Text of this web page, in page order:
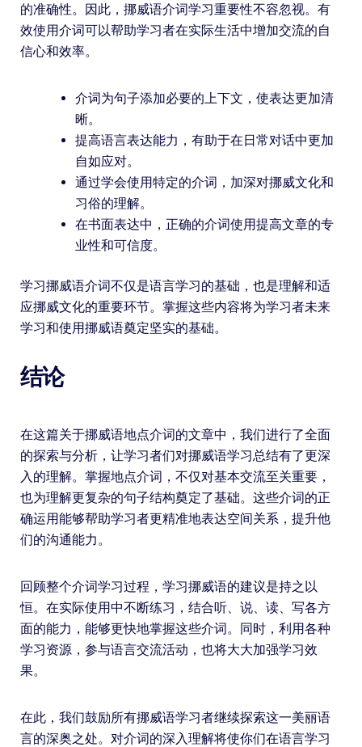
的准确性。因此，挪威语介词学习重要性不容忽视。有
效使用介词可以帮助学习者在实际生活中增加交流的自
信心和效率。
介词为句子添加必要的上下文，使表达更加清
晰。
提高语言表达能力，有助于在日常对话中更加
自如应对。
通过学会使用特定的介词，加深对挪威文化和
习俗的理解。
在书面表达中，正确的介词使用提高文章的专
业性和可信度。
学习挪威语介词不仅是语言学习的基础，也是理解和适
应挪威文化的重要环节。掌握这些内容将为学习者未来
学习和使用挪威语奠定坚实的基础。
结论
在这篇关于挪威语地点介词的文章中，我们进行了全面
的探索与分析，让学习者们对挪威语学习总结有了更深
入的理解。掌握地点介词，不仅对基本交流至关重要，
也为理解更复杂的句子结构奠定了基础。这些介词的正
确运用能够帮助学习者更精准地表达空间关系，提升他
们的沟通能力。
回顾整个介词学习过程，学习挪威语的建议是持之以
恒。在实际使用中不断练习，结合听、说、读、写各方
面的能力，能够更快地掌握这些介词。同时，利用各种
学习资源，参与语言交流活动，也将大大加强学习效
果。
在此，我们鼓励所有挪威语学习者继续探索这一美丽语
言的深奥之处。对介词的深入理解将使你们在语言学习